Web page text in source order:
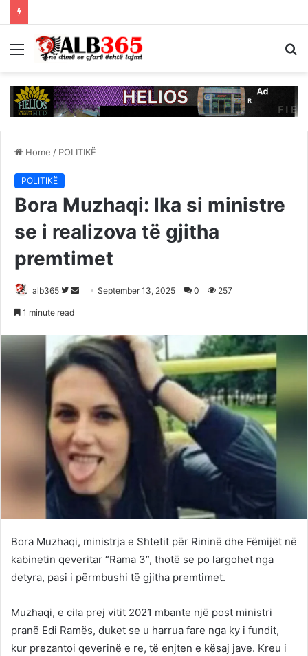
Menu
Home / POLITIKË
POLITIKË
Bora Muzhaqi: Ika si ministre
se i realizova të gjitha
premtimet
alb365
Follow
Send September 13, 2025 0 257
1 minute read
Bora Muzhaqi, ministrja e Shtetit për Rininë dhe Fëmijët në
kabinetin qeveritar “Rama 3”, thotë se po largohet nga
detyra, pasi i përmbushi të gjitha premtimet.
Muzhaqi, e cila prej vitit 2021 mbante një post ministri
pranë Edi Ramës, duket se u harrua fare nga ky i fundit,
kur prezantoi qeverinë e re, të enjten e kësaj jave. Kreu i